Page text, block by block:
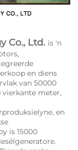
Co., Ltd. is 'n
en diens
van 50000
vierkante meter,
en
is 15000